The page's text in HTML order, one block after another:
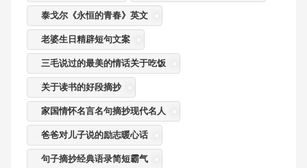
泰戈尔《永恒的青春》英文
老婆生日精辟短句文案
三毛说过的最美的情话关于吃饭
关于读书的好段摘抄
家国情怀名言名句摘抄现代名人
爸爸对儿子说的励志暖心话
句子摘抄经典语录简短霸气